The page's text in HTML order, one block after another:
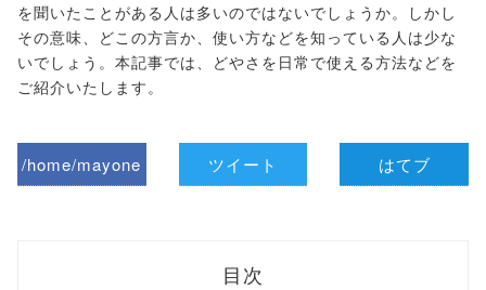
を聞いたことがある人は多いのではないでしょうか。しかし
その意味、どこの方言か、使い方などを知っている人は少な
いでしょう。本記事では、どやさを日常で使える方法などを
ご紹介いたします。
/home/mayone
ツイート はてブ
目次